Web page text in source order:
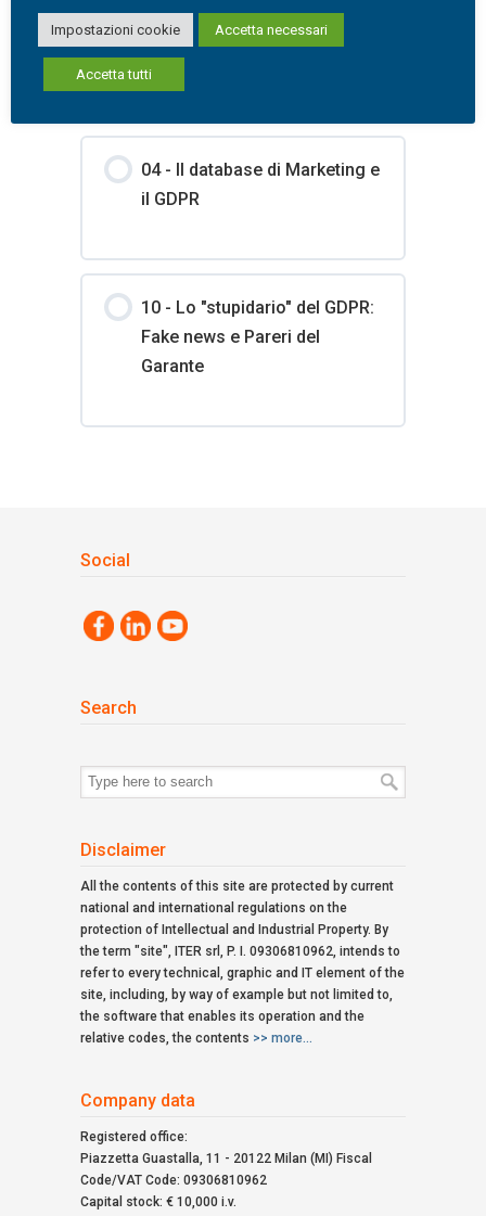
webinar“Privacy a Colazione: il GDPR in
pratica”
04 - Il database di Marketing e
il GDPR
10 - Lo "stupidario" del GDPR:
Fake news e Pareri del
Garante
Social
Search
Search
Disclaimer
All the contents of this site are protected by current
national and international regulations on the
protection of Intellectual and Industrial Property. By
the term "site", ITER srl, P. I. 09306810962, intends to
refer to every technical, graphic and IT element of the
site, including, by way of example but not limited to,
the software that enables its operation and the
relative codes, the contents >> more...
Company data
Registered office:
Piazzetta Guastalla, 11 - 20122 Milan (MI) Fiscal
Code/VAT Code: 09306810962
Capital stock: € 10,000 i.v.
Impostazioni cookie Accetta necessari
Accetta tutti